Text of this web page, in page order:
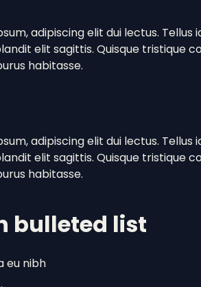
adipiscing elit dui lectus. Tellus
elit sagittis. Quisque tristique
habitasse.
adipiscing elit dui lectus. Tellus
elit sagittis. Quisque tristique
habitasse.
bulleted list
eu nibh